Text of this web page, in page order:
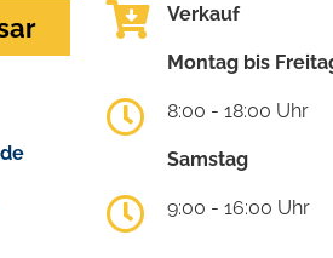
Verkauf
Montag bis
8:00 - 18:00 Uhr
Samstag
9:00 - 16:00 Uhr